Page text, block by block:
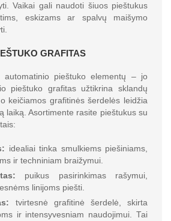
Vaikai gali naudoti šiuos pieštukus
eskizams ar spalvų maišymo
GRAFITAS
automatinio pieštuko elementų – jo
pieštuko grafitas užtikrina sklandų
keičiamos grafitinės šerdelės leidžia
laiką. Asortimente rasite pieštukus su
idealiai tinka smulkiems piešiniams,
ir techniniam braižymui.
puikus pasirinkimas rašymui,
linijoms piešti.
tvirtesnė grafitinė šerdelė, skirta
ir intensyvesniam naudojimui. Tai